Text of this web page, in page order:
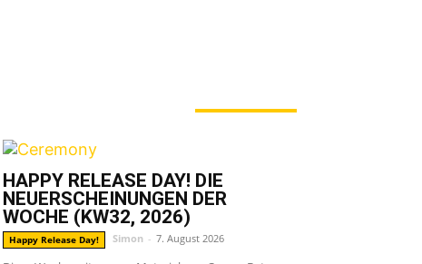
HAPPY RELEASE DAY! DIE
NEUERSCHEINUNGEN DER
WOCHE (KW32, 2026)
Happy Release Day! Simon - 7. August 2026